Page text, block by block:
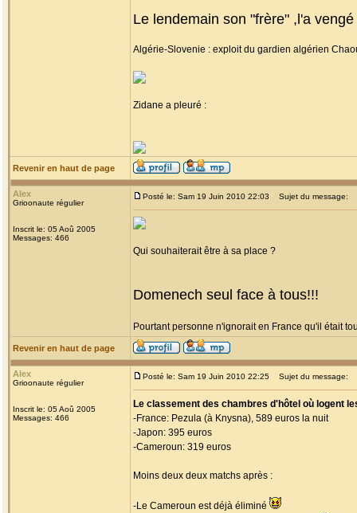
Le lendemain son "frère" ,l'a
Algérie-Slovenie : exploit du gardien algérien
Zidane a pleuré :
Revenir en haut de page
Alex
Grioonaute régulier
Inscrit le: 05 Aoû 2005
Messages: 466
Posté le: Sam 19 Juin 2010 22:03 Sujet du message:
Qui souhaiterait être à sa place ?
Domenech seul face à tous!!!
Pourtant personne n'ignorait en France qu'il était
Revenir en haut de page
Alex
Grioonaute régulier
Inscrit le: 05 Aoû 2005
Messages: 466
Posté le: Sam 19 Juin 2010 22:25 Sujet du message:
Le classement des chambres d'hôtel où logent
-France: Pezula (à Knysna), 589 euros la nuit
-Japon: 395 euros
-Cameroun: 319 euros
Moins deux deux matchs après :
-Le Cameroun est déjà éliminé